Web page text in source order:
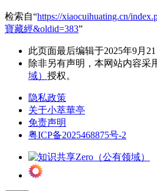
检索自“https://xiaocuihuating.cn/
寶藏經&oldid=383”
此页面最后编辑于2025年9月21
除非另有声明，本网站内容采
域） 授权。
隐私政策
关于小萃華亭
免责声明
粤ICP备2025468875号-2